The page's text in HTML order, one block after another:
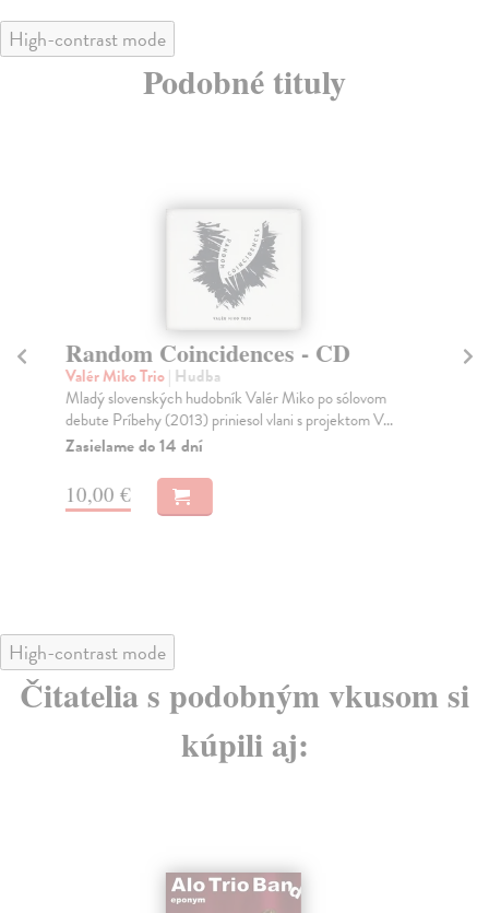
High-contrast mode
Podobné tituly
Random Coincidences - CD
Valér Miko Trio| Hudba
Mladý slovenských hudobník Valér Miko po sólovom
debute Príbehy (2013) priniesol vlani s projektom V...
Zasielame do 14 dní
10,00 €
High-contrast mode
Čitatelia s podobným vkusom si
kúpili aj: